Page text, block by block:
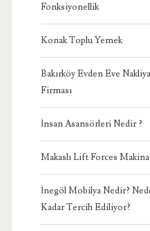
Fonksiyonellik
Konak Toplu Yemek
Bakırköy Evden Eve
Firması
İnsan Asansörleri Nedir ?
Makaslı Lift Forces Makina
İnegöl Mobilya Nedir?
Kadar Tercih Ediliyor?